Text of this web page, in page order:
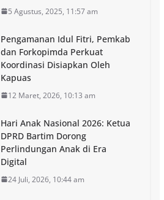
5 Agustus, 2025, 11:57 am
Pengamanan Idul Fitri, Pemkab
dan Forkopimda Perkuat
Koordinasi Disiapkan Oleh
Kapuas
12 Maret, 2026, 10:13 am
Hari Anak Nasional 2026: Ketua
DPRD Bartim Dorong
Perlindungan Anak di Era
Digital
24 Juli, 2026, 10:44 am